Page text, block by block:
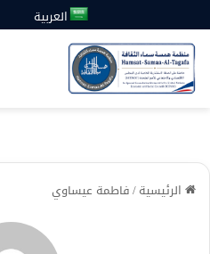
العربية
الرئيسية/فاطمة عيساوي